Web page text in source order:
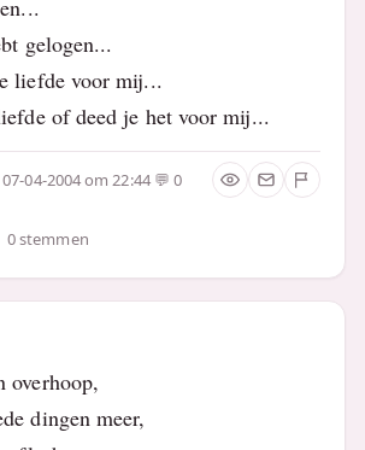
gelogen...
liefde voor mij...
of deed je het voor mij...
04-2004 om 22:44
0
0 stemmen
overhoop,
dingen meer,